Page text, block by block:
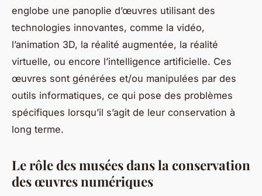
englobe une panoplie d’œuvres utilisant des
technologies innovantes, comme la vidéo,
l’animation 3D, la réalité augmentée, la réalité
virtuelle, ou encore l’intelligence artificielle. Ces
œuvres sont générées et/ou manipulées par des
outils informatiques, ce qui pose des problèmes
spécifiques lorsqu’il s’agit de leur conservation à
long terme.
Le rôle des musées dans la conservation
des œuvres numériques